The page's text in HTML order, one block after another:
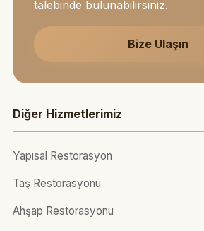
talebinde bulunabilirsiniz.
Bize Ulaşın
Diğer Hizmetlerimiz
Yapısal Restorasyon
Taş Restorasyonu
Ahşap Restorasyonu